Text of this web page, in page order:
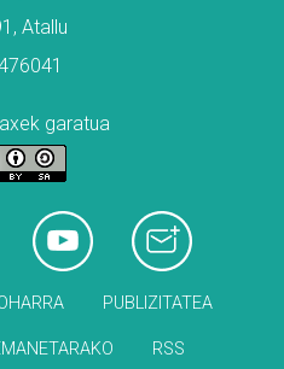
Atallu
garatua
PUBLIZITATEA
RSS